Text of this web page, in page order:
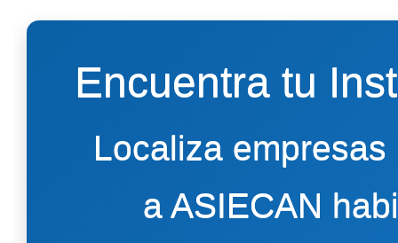
Encuentra tu
Localiza
a ASIECAN